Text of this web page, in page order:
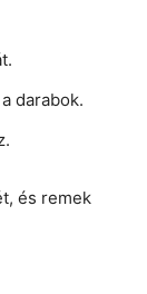
darabok.
és remek